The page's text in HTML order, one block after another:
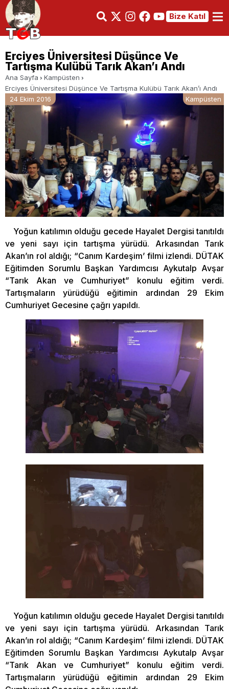
Bize Katıl
Erciyes Üniversitesi Düşünce Ve
Tartışma Kulübü Tarık Akan’ı Andı
Ana Sayfa
Kampüsten
Erciyes Üniversitesi Düşünce Ve Tartışma Kulübü Tarık Akan’ı Andı
24 Ekim 2016
Kampüsten
Yoğun katılımın olduğu gecede Hayalet Dergisi tanıtıldı
ve yeni sayı için tartışma yürüdü. Arkasından Tarık
Akan’ın rol aldığı; “Canım Kardeşim’ filmi izlendi. DÜTAK
Eğitimden Sorumlu Başkan Yardımcısı Aykutalp Avşar
“Tarık Akan ve Cumhuriyet” konulu eğitim verdi.
Tartışmaların yürüdüğü eğitimin ardından 29 Ekim
Cumhuriyet Gecesine çağrı yapıldı.
Yoğun katılımın olduğu gecede Hayalet Dergisi tanıtıldı
ve yeni sayı için tartışma yürüdü. Arkasından Tarık
Akan’ın rol aldığı; “Canım Kardeşim’ filmi izlendi. DÜTAK
Eğitimden Sorumlu Başkan Yardımcısı Aykutalp Avşar
“Tarık Akan ve Cumhuriyet” konulu eğitim verdi.
Tartışmaların yürüdüğü eğitimin ardından 29 Ekim